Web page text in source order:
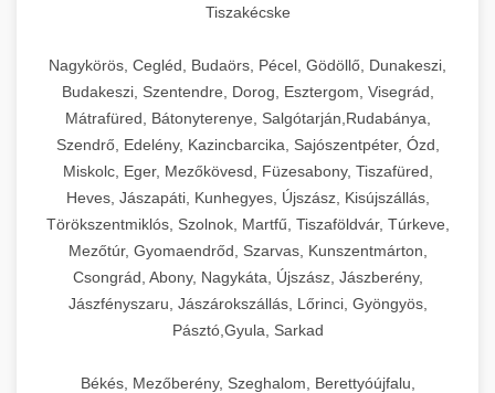
Tiszakécske
Nagykörös, Cegléd, Budaörs, Pécel, Gödöllő, Dunakeszi,
Budakeszi, Szentendre, Dorog, Esztergom, Visegrád,
Mátrafüred, Bátonyterenye, Salgótarján,Rudabánya,
Szendrő, Edelény, Kazincbarcika, Sajószentpéter, Ózd,
Miskolc, Eger, Mezőkövesd, Füzesabony, Tiszafüred,
Heves, Jászapáti, Kunhegyes, Újszász, Kisújszállás,
Törökszentmiklós, Szolnok, Martfű, Tiszaföldvár, Túrkeve,
Mezőtúr, Gyomaendrőd, Szarvas, Kunszentmárton,
Csongrád, Abony, Nagykáta, Újszász, Jászberény,
Jászfényszaru, Jászárokszállás, Lőrinci, Gyöngyös,
Pásztó,Gyula, Sarkad
Békés, Mezőberény, Szeghalom, Berettyóújfalu,